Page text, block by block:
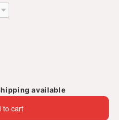
available
to cart